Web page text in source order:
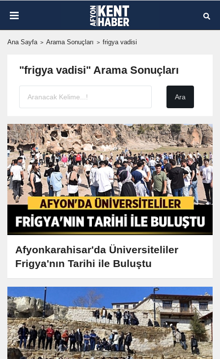
Ana Sayfa Arama Sonuçları frigya vadisi
"frigya vadisi" Arama Sonuçları
Afyonkarahisar'da Üniversiteliler
Frigya'nın Tarihi ile Buluştu